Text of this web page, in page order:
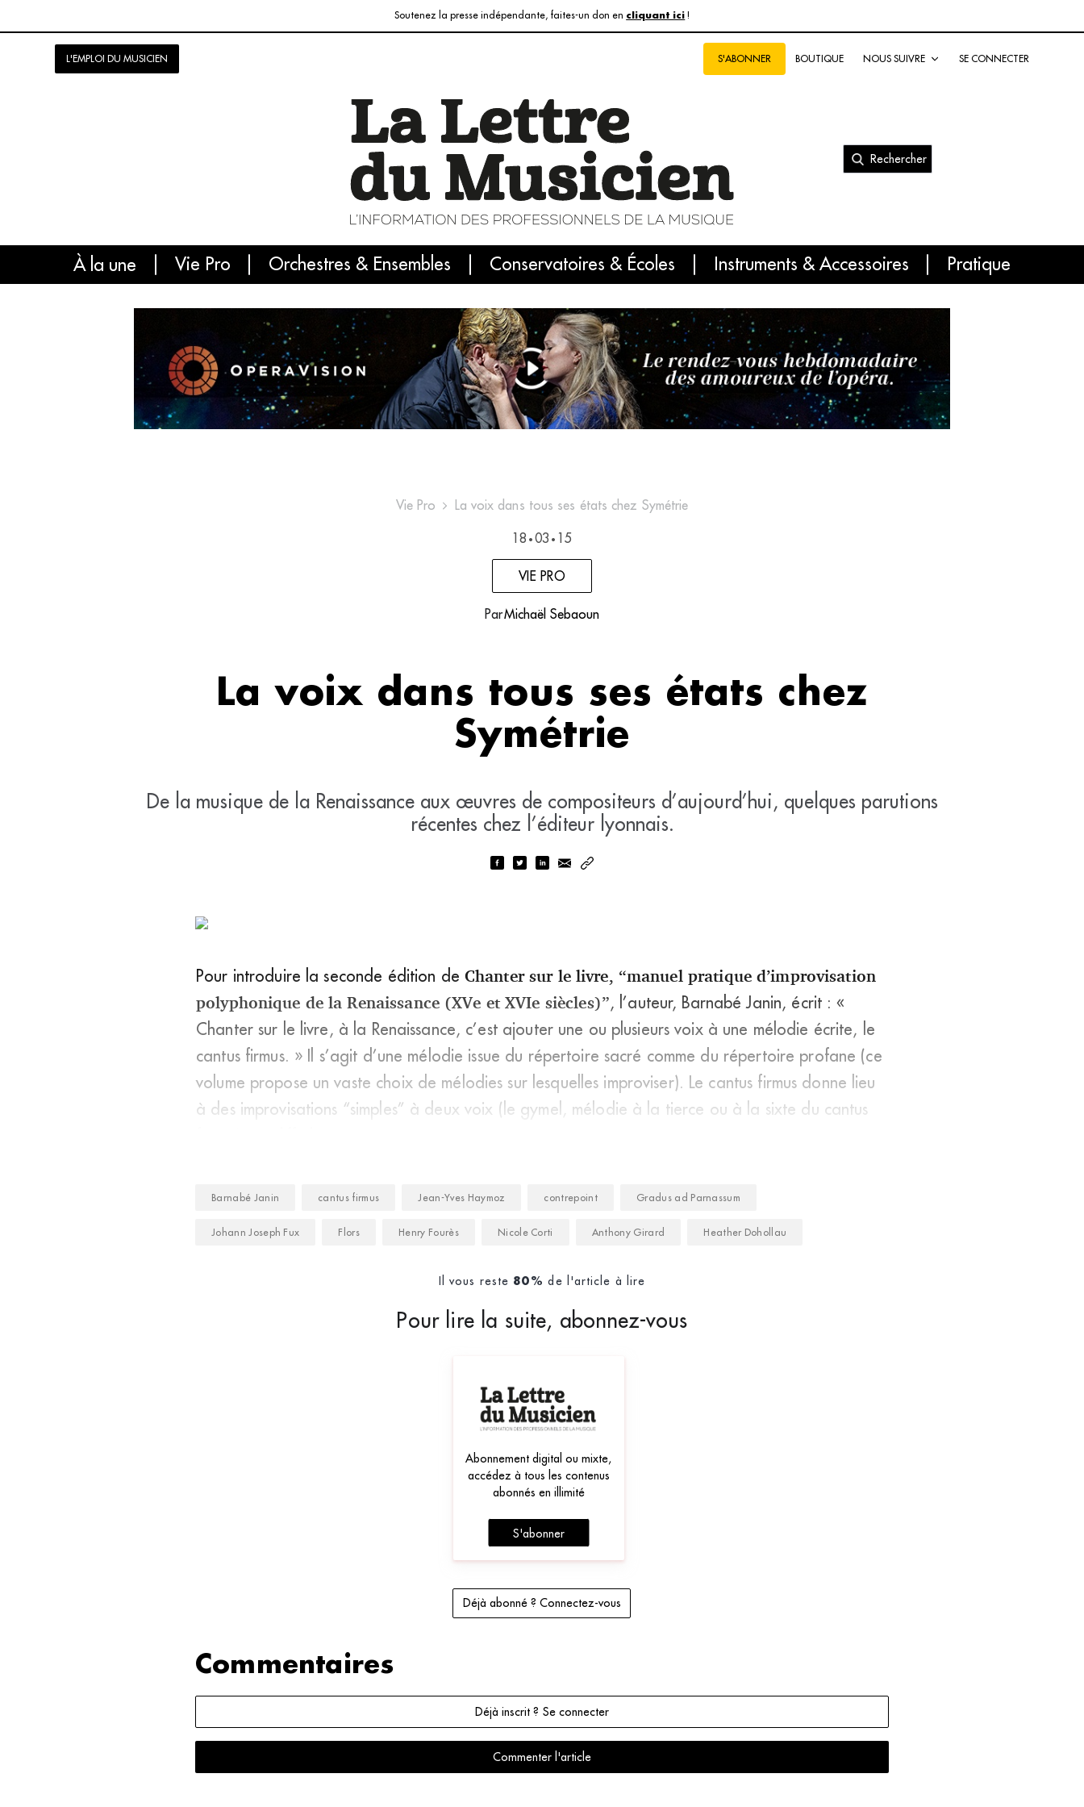
Soutenez la presse indépendante, faites-un don en cliquant ici !
L'EMPLOI DU MUSICIEN S'ABONNER BOUTIQUE NOUS SUIVRE SE CONNECTER
Rechercher
À la une Vie Pro Orchestres & Ensembles Conservatoires & Écoles Instruments & Accessoires Pratique
L'info du jour Le numéro du mois International
Vie Pro La voix dans tous ses états chez Symétrie
18 • 03 • 15
VIE PRO
ParMichaël Sebaoun
La voix dans tous ses états chez
Symétrie
De la musique de la Renaissance aux œuvres de compositeurs d’aujourd’hui, quelques parutions
récentes chez l’éditeur lyonnais.
Pour introduire la seconde édition de Chanter sur le livre, “manuel pratique d’improvisation
polyphonique de la Renaissance (XVe et XVIe siècles)”, l’auteur, Barnabé Janin, écrit : «
Chanter sur le livre, à la Renaissance, c’est ajouter une ou plusieurs voix à une mélodie écrite, le
cantus firmus. » Il s’agit d’une mélodie issue du répertoire sacré comme du répertoire profane (ce
volume propose un vaste choix de mélodies sur lesquelles improviser). Le cantus firmus donne lieu
à des improvisations “simples” à deux voix (le gymel, mélodie à la tierce ou à la sixte du cantus
Barnabé Janin cantus firmus Jean-Yves Haymoz contrepoint Gradus ad Parnassum
Johann Joseph Fux Flors Henry Fourès Nicole Corti Anthony Girard Heather Dohollau
Il vous reste 80% de l'article à lire
Pour lire la suite, abonnez-vous
Abonnement digital ou mixte,
accédez à tous les contenus
abonnés en illimité
S'abonner
Déjà abonné ? Connectez-vous
Commentaires
Déjà inscrit ? Se connecter
Commenter l'article